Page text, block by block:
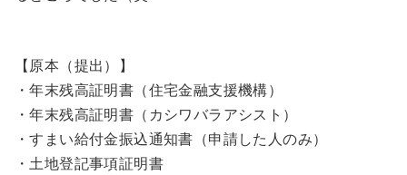
【原本（提出）】
・年末残高証明書（住宅金融支援機構）
・年末残高証明書（カシワバラアシスト）
・すまい給付金振込通知書（申請した人のみ）
・土地登記事項証明書